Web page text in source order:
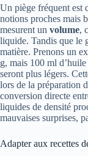
Un piège fréquent est
notions proches mais
mesurent un volume,
liquide. Tandis que le
matière. Prenons un
g, mais 100 ml
seront plus légers.
lors de la préparation
conversion directe
liquides de densité
mauvaises surprises,
Adapter aux recettes